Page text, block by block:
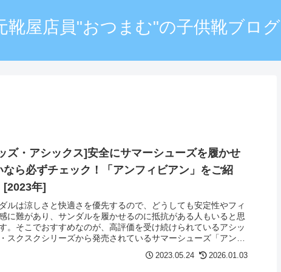
靴屋店員"おつまむ"の子供靴ブログ
ズ・アシックス]安全にサマーシューズを履かせ
なら必ずチェック！「アンフィビアン」をご紹
[2023年]
ルは涼しさと快適さを優先するので、どうしても安定性やフィ
に難があり、サンダルを履かせるのに抵抗がある人もいると思
。そこでおすすめなのが、高評価を受け続けられているアシッ
スクスクシリーズから発売されているサマーシューズ「アンフ
」の安心な機能を搭載したアンフィビアンをここではご紹介。
2023.05.24 2026.01.03